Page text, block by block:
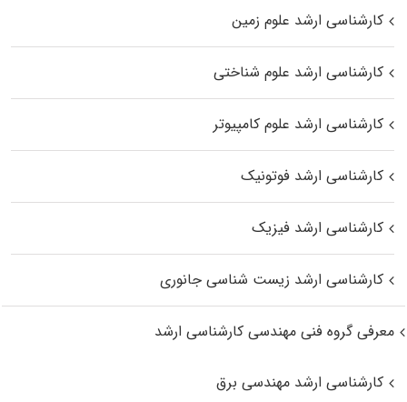
کارشناسی ارشد علوم زمین
کارشناسی ارشد علوم شناختی
کارشناسی ارشد علوم کامپیوتر
کارشناسی ارشد فوتونیک
کارشناسی ارشد فیزیک
کارشناسی ارشد زیست‌ شناسی جانوری
معرفی گروه فنی مهندسی کارشناسی ارشد
کارشناسی ارشد مهندسی برق